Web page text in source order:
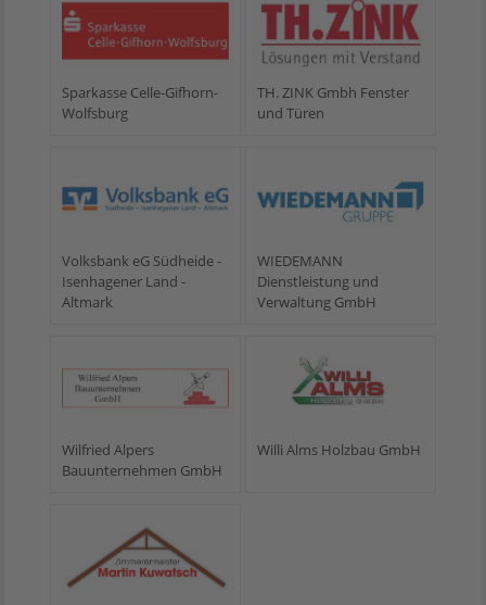
Sparkasse Celle-Gifhorn-
Wolfsburg
TH. ZINK Gmbh Fenster
und Türen
Volksbank eG Südheide -
Isenhagener Land -
Altmark
WIEDEMANN
Dienstleistung und
Verwaltung GmbH
Wilfried Alpers
Bauunternehmen GmbH
Willi Alms Holzbau GmbH